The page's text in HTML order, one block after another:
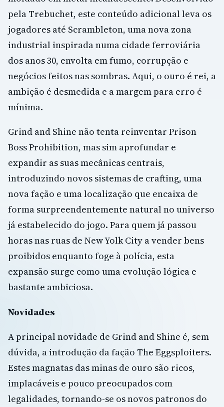
pela Trebuchet, este conteúdo adicional leva os
jogadores até Scrambleton, uma nova zona
industrial inspirada numa cidade ferroviária
dos anos 30, envolta em fumo, corrupção e
negócios feitos nas sombras. Aqui, o ouro é rei, a
ambição é desmedida e a margem para erro é
mínima.
Grind and Shine não tenta reinventar Prison
Boss Prohibition, mas sim aprofundar e
expandir as suas mecânicas centrais,
introduzindo novos sistemas de crafting, uma
nova fação e uma localização que encaixa de
forma surpreendentemente natural no universo
já estabelecido do jogo. Para quem já passou
horas nas ruas de New Yolk City a vender bens
proibidos enquanto foge à polícia, esta
expansão surge como uma evolução lógica e
bastante ambiciosa.
Novidades
A principal novidade de Grind and Shine é, sem
dúvida, a introdução da fação The Eggsploiters.
Estes magnatas das minas de ouro são ricos,
implacáveis e pouco preocupados com
legalidades, tornando-se os novos patronos do